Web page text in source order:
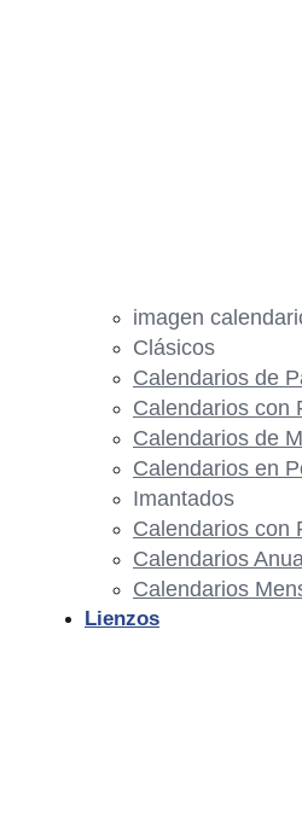
imagen
Clásicos
Calendarios de
Calendarios con
Calendarios de
Calendarios en
Imantados
Calendarios con
Calendarios
Calendarios
Lienzos